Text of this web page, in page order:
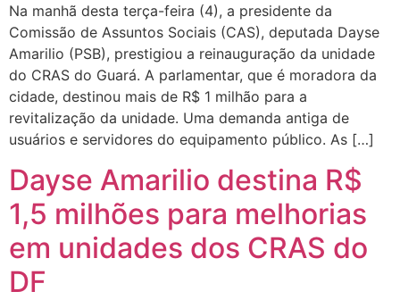
Na manhã desta terça-feira (4), a presidente da
Comissão de Assuntos Sociais (CAS), deputada Dayse
Amarilio (PSB), prestigiou a reinauguração da unidade
do CRAS do Guará. A parlamentar, que é moradora da
cidade, destinou mais de R$ 1 milhão para a
revitalização da unidade. Uma demanda antiga de
usuários e servidores do equipamento público. As […]
Dayse Amarilio destina R$
1,5 milhões para melhorias
em unidades dos CRAS do
DF